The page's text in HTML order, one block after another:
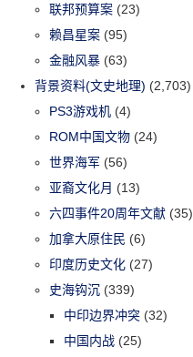
联邦预算案 (23)
赖昌星案 (95)
金融风暴 (63)
背景资料(文史地理) (2,703)
PS3游戏机 (4)
ROM中国文物 (24)
世界海军 (56)
亚裔文化月 (13)
六四事件20周年文献 (35)
加拿大原住民 (6)
印度历史文化 (27)
史海钩沉 (339)
中印边界冲突 (32)
中国内战 (25)